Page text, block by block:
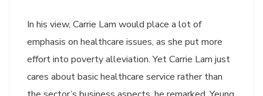
In his view, Carrie Lam would place a lot of
emphasis on healthcare issues, as she put more
effort into poverty alleviation. Yet Carrie Lam just
cares about basic healthcare service rather than